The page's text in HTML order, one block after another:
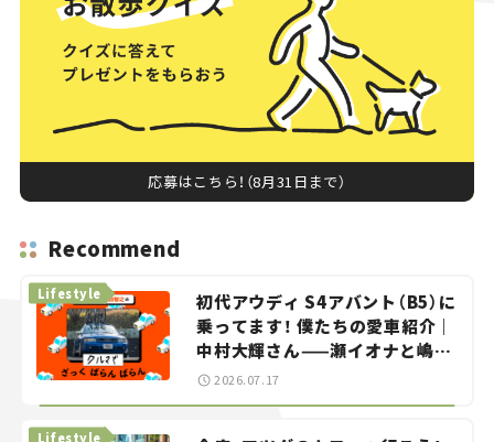
応募はこちら！（8月31日まで）
Recommend
初代アウディ S4アバント（B5）に
乗ってます！ 僕たちの愛車紹介｜
中村大輝さん——瀬イオナと嶋田
智之の「クルマでざっくばらんば
らん！」＃20
Lifestyle
2026.07.17
Lifestyle